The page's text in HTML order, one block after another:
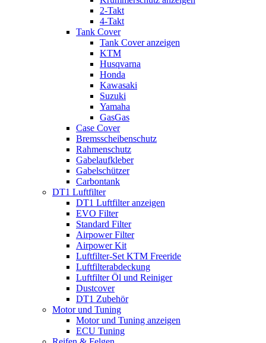
2-Takt
4-Takt
Tank Cover
Tank Cover anzeigen
KTM
Husqvarna
Honda
Kawasaki
Suzuki
Yamaha
GasGas
Case Cover
Bremsscheibenschutz
Rahmenschutz
Gabelaufkleber
Gabelschützer
Carbontank
DT1 Luftfilter
DT1 Luftfilter anzeigen
EVO Filter
Standard Filter
Airpower Filter
Airpower Kit
Luftfilter-Set KTM Freeride
Luftfilterabdeckung
Luftfilter Öl und Reiniger
Dustcover
DT1 Zubehör
Motor und Tuning
Motor und Tuning anzeigen
ECU Tuning